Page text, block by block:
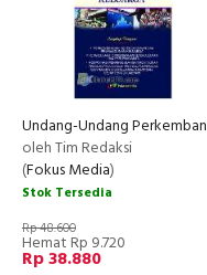
oleh Tim Redaksi
(Fokus Media)
Stok Tersedia
Rp 48.600
Hemat Rp 9.720
Rp 38.880